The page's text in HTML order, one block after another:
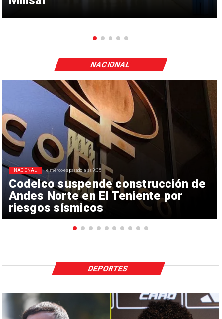
Codelco suspende construcción de
Andes Norte en El Teniente por
riesgos sísmicos
NACIONAL el miércoles pasado a las 9:35
NACIONAL
DEPORTES